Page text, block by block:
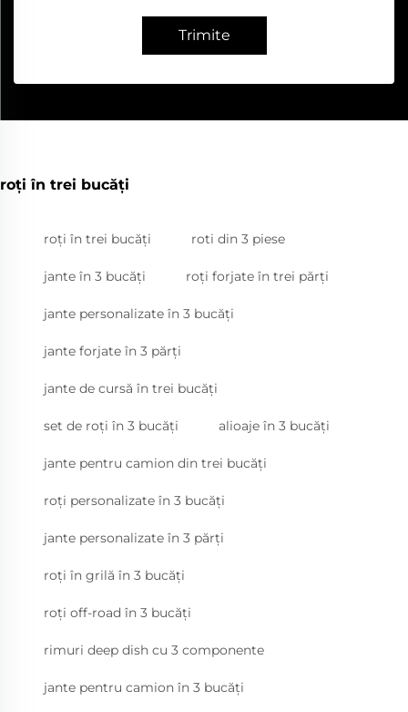
Trimite
roți în trei bucăți
roți în trei bucăți roti din 3 piese
jante în 3 bucăți roți forjate în trei părți
jante personalizate în 3 bucăți
jante forjate în 3 părți
jante de cursă în trei bucăți
set de roți în 3 bucăți alioaje în 3 bucăți
jante pentru camion din trei bucăți
roți personalizate în 3 bucăți
jante personalizate în 3 părți
roți în grilă în 3 bucăți
roți off-road în 3 bucăți
rimuri deep dish cu 3 componente
jante pentru camion în 3 bucăți